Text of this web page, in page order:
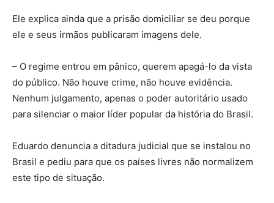
Ele explica ainda que a prisão domiciliar se deu porque
ele e seus irmãos publicaram imagens dele.
– O regime entrou em pânico, querem apagá-lo da vista
do público. Não houve crime, não houve evidência.
Nenhum julgamento, apenas o poder autoritário usado
para silenciar o maior líder popular da história do Brasil.
Eduardo denuncia a ditadura judicial que se instalou no
Brasil e pediu para que os países livres não normalizem
este tipo de situação.